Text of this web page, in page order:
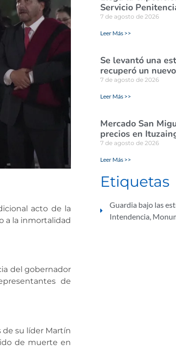
acto de la
a la inmortalidad
del gobernador
de
de su líder Martín
de muerte en
Servicio
7 de agosto de 2026
Leer Más >>
Se levantó una
recuperó un
7 de agosto de 2026
Leer Más >>
Mercado San
precios en
7 de agosto de 2026
Leer Más >>
Etiquetas
Guardia bajo las
Intendencia,